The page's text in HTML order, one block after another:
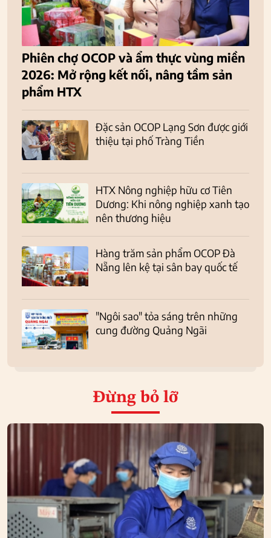
Phiên chợ OCOP và ẩm thực vùng miền
2026: Mở rộng kết nối, nâng tầm sản
phẩm HTX
Đặc sản OCOP Lạng Sơn được giới
thiệu tại phố Tràng Tiền
HTX Nông nghiệp hữu cơ Tiên
Dương: Khi nông nghiệp xanh tạo
nên thương hiệu
Hàng trăm sản phẩm OCOP Đà
Nẵng lên kệ tại sân bay quốc tế
"Ngôi sao" tỏa sáng trên những
cung đường Quảng Ngãi
Đừng bỏ lỡ